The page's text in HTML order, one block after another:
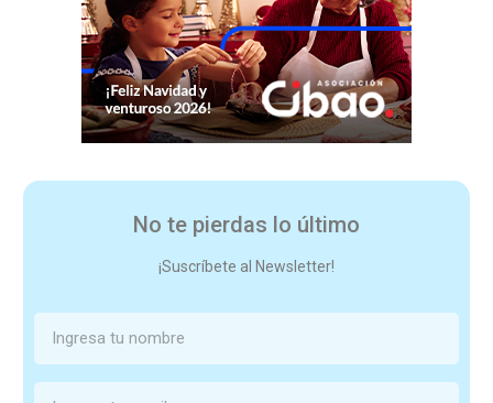
No te pierdas lo último
¡Suscríbete al Newsletter!